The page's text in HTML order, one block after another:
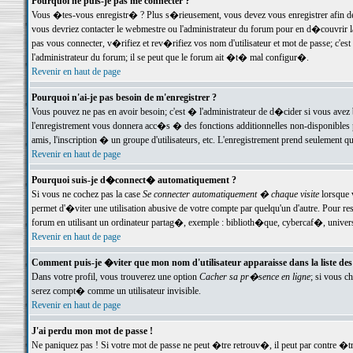
Vous �tes-vous enregistr� ? Plus s�rieusement, vous devez vous enregistrer
vous devriez contacter le webmestre ou l'administrateur du forum pour en
pas vous connecter, v�rifiez et rev�rifiez vos nom d'utilisateur et mot de passe;
l'administrateur du forum; il se peut que le forum ait �t� mal configur�.
Revenir en haut de page
Pourquoi n'ai-je pas besoin de m'enregistrer ?
Vous pouvez ne pas en avoir besoin; c'est � l'administrateur de d�cider si vous
l'enregistrement vous donnera acc�s � des fonctions additionnelles non-
amis, l'inscription � un groupe d'utilisateurs, etc. L'enregistrement prend seulement
Revenir en haut de page
Pourquoi suis-je d�connect� automatiquement ?
Si vous ne cochez pas la case Se connecter automatiquement � chaque visitelorsque
permet d'�viter une utilisation abusive de votre compte par quelqu'un d'autre. Pour
forum en utilisant un ordinateur partag�, exemple : biblioth�que, cybercaf�,
Revenir en haut de page
Comment puis-je �viter que mon nom d'utilisateur apparaisse dans la liste
Dans votre profil, vous trouverez une option Cacher sa pr�sence en ligne; si vous
serez compt� comme un utilisateur invisible.
Revenir en haut de page
J'ai perdu mon mot de passe !
Ne paniquez pas ! Si votre mot de passe ne peut �tre retrouv�, il peut par contre